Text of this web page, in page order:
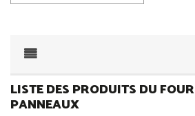
LISTE DES PRODUITS DU
PANNEAUX